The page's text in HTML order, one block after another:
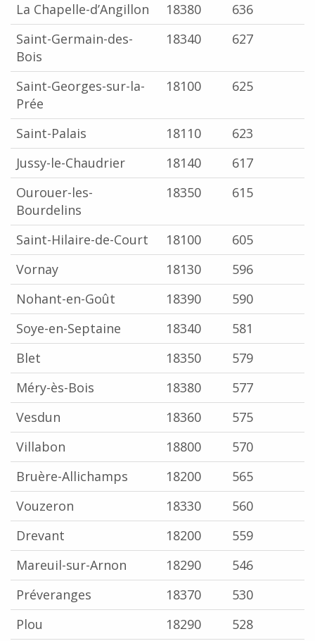
La Chapelle-d’Angillon
18380
636
Saint-Germain-des-
Bois
18340 627
Saint-Georges-sur-la-
Prée
18100 625
Saint-Palais 18110
623
Jussy-le-Chaudrier
18140
617
Ourouer-les-
Bourdelins
18350 615
Saint-Hilaire-de-Court 18100
605
Vornay
18130
596
Nohant-en-Goût
18390
590
Soye-en-Septaine
18340
581
Blet
18350
579
Méry-ès-Bois
18380
577
Vesdun
18360
575
Villabon
18800
570
Bruère-Allichamps
18200
565
Vouzeron
18330
560
Drevant
18200
559
Mareuil-sur-Arnon
18290
546
Préveranges
18370
530
Plou
18290
528